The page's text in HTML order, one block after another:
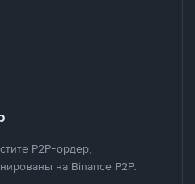
P2P-ордер,
на Binance P2P.